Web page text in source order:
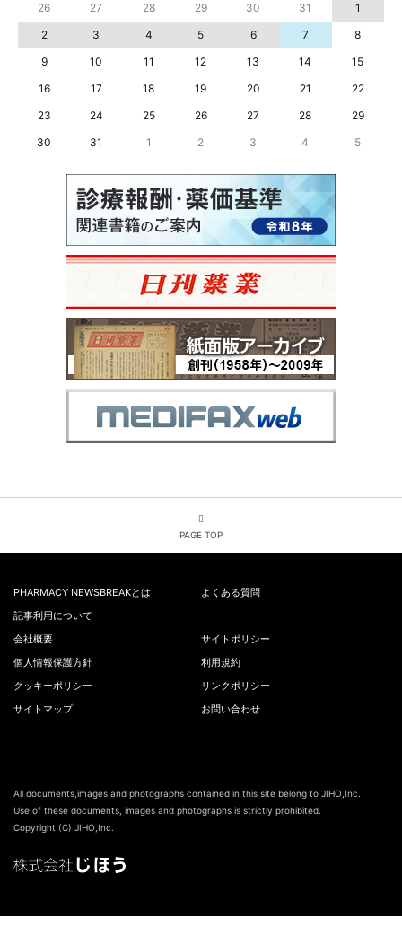
26 27 28 29 30 31
1
2
3 4 5 6 7
8
9
10 11 12 13 14
15
16
17 18 19 20 21
22
23
24 25 26 27 28
29
30
31 1 2 3 4 5
PAGE TOP
PHARMACY NEWSBREAKとは
よくある質問
記事利用について
会社概要
サイトポリシー
個人情報保護方針
利用規約
クッキーポリシー
リンクポリシー
サイトマップ
お問い合わせ
All documents,images and photographs contained in this site belong to JIHO,Inc.
Use of these documents, images and photographs is strictly prohibited.
Copyright (C) JIHO,Inc.